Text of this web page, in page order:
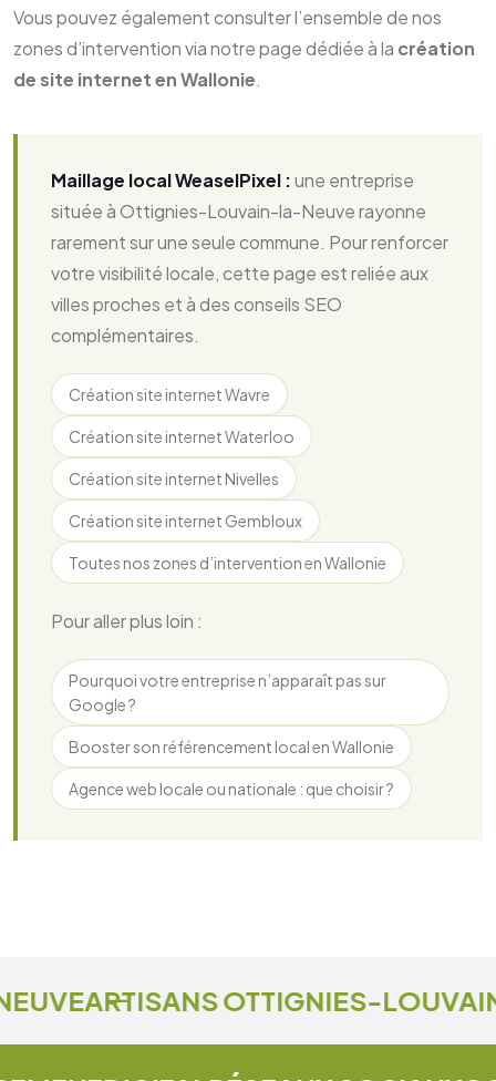
Vous pouvez également consulter l’ensemble de nos
zones d’intervention via notre page dédiée à la création
de site internet en Wallonie.
Maillage local WeaselPixel :une entreprise
située à Ottignies-Louvain-la-Neuve rayonne
rarement sur une seule commune. Pour renforcer
votre visibilité locale, cette page est reliée aux
villes proches et à des conseils SEO
complémentaires.
Création site internet Wavre
Création site internet Waterloo
Création site internet Nivelles
Création site internet Gembloux
Toutes nos zones d’intervention en Wallonie
Pour aller plus loin :
Pourquoi votre entreprise n’apparaît pas sur
Google ?
Booster son référencement local en Wallonie
Agence web locale ou nationale : que choisir ?
LA-NEUVEARTISANS